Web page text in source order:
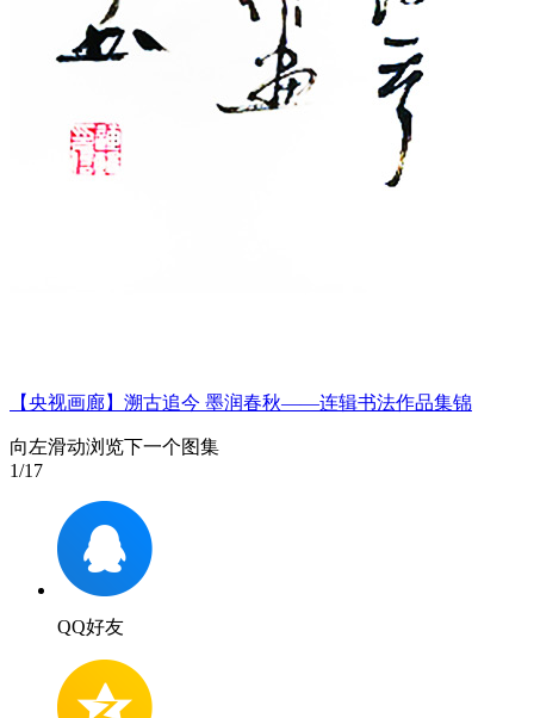
【央视画廊】溯古追今 墨润春秋——连辑书法作品集锦
向左滑动浏览下一个图集
1/17
QQ好友